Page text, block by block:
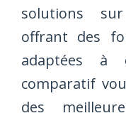
solutions
offrant des
adaptées à
comparatif
des